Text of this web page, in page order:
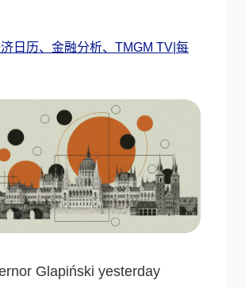
日历、金融分析、TMGM TV|每
Glapiński yesterday